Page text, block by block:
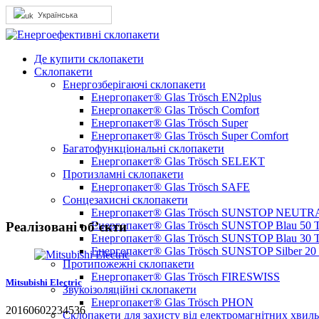
Українська
Де купити склопакети
Склопакети
Енергозберігаючі склопакети
Енергопакет® Glas Trösch EN2plus
Енергопакет® Glas Trösch Comfort
Енергопакет® Glas Trösch Super
Енергопакет® Glas Trösch Super Comfort
Багатофункціональні склопакети
Енергопакет® Glas Trösch SELEKT
Протизламні склопакети
Енергопакет® Glas Trösch SAFE
Сонцезахисні склопакети
Енергопакет® Glas Trösch SUNSTOP
Енергопакет® Glas Trösch SUNSTOP Blau 50
Енергопакет® Glas Trösch SUNSTOP Blau 30
Енергопакет® Glas Trösch SUNSTOP Silber 20
Протипожежні склопакети
Енергопакет® Glas Trösch FIRESWISS
Звукоізоляційні склопакети
Енергопакет® Glas Trösch PHON
Склопакети для захисту від електромагнітних хвиль
Реалізовані об’єкти
Mitsubishi Electric
20160602234536